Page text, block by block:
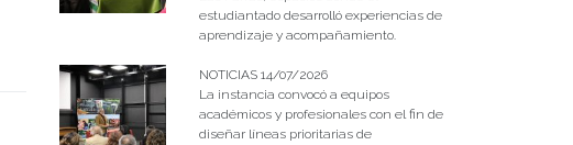
estudiantado desarrolló experiencias de
aprendizaje y acompañamiento.
NOTICIAS 14/07/2026
La instancia convocó a equipos
académicos y profesionales con el fin de
diseñar líneas prioritarias de